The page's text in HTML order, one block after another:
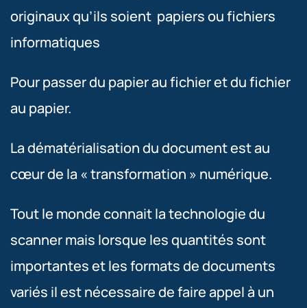
originaux qu’ils soient papiers ou fichiers
informatiques
Pour passer du papier au fichier et du fichier
au papier.
La dématérialisation du document est au
cœur de la « transformation » numérique.
Tout le monde connait la technologie du
scanner mais lorsque les quantités sont
importantes et les formats de documents
variés il est nécessaire de faire appel à un